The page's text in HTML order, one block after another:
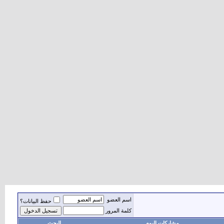
اسم العضو
حفظ البيانات؟
كلمة المرور